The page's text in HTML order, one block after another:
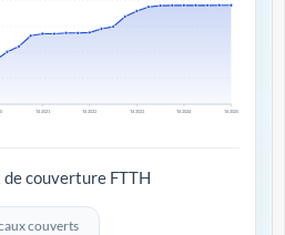
T4 2021 T4 2022 T4 2023 T4 2024 T4 2025
couverture FTTH
couverts